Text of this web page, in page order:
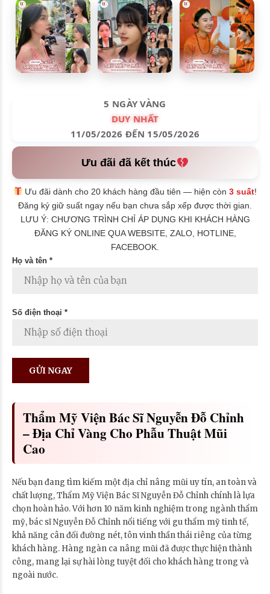
5 NGÀY VÀNG
DUY NHẤT
11/05/2026 ĐẾN 15/05/2026
Ưu đãi đã kết thúc
Ưu đãi dành cho 20 khách hàng đầu tiên — hiện còn3 suất!
Đăng ký giữ suất ngay nếu bạn chưa sắp xếp được thời gian.
LƯU Ý: CHƯƠNG TRÌNH CHỈ ÁP DỤNG KHI KHÁCH HÀNG
ĐĂNG KÝ ONLINE QUA WEBSITE, ZALO, HOTLINE,
FACEBOOK.
Họ và tên *
Số điện thoại *
Thẩm Mỹ Viện Bác Sĩ Nguyễn Đỗ Chỉnh
– Địa Chỉ Vàng Cho Phẫu Thuật Mũi
Cao
Nếu bạn đang tìm kiếm một địa chỉ nâng mũi uy tín, an toàn và
chất lượng, Thẩm Mỹ Viện Bác Sĩ Nguyễn Đỗ Chỉnh chính là lựa
chọn hoàn hảo. Với hơn 10 năm kinh nghiệm trong ngành thẩm
mỹ, bác sĩ Nguyễn Đỗ Chỉnh nổi tiếng với gu thẩm mỹ tinh tế,
khả năng cân đối đường nét, tôn vinh thần thái riêng của từng
khách hàng. Hàng ngàn ca nâng mũi đã được thực hiện thành
công, mang lại sự hài lòng tuyệt đối cho khách hàng trong và
ngoài nước.